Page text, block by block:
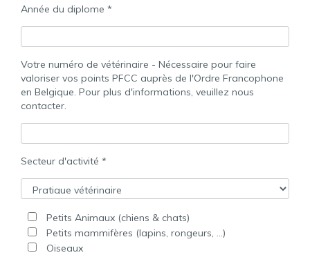
Année du diplome *
Votre numéro de vétérinaire - Nécessaire pour faire
valoriser vos points PFCC auprès de l'Ordre Francophone
en Belgique. Pour plus d'informations, veuillez nous
contacter.
Secteur d'activité *
Petits Animaux (chiens & chats)
Petits mammifères (lapins, rongeurs, ...)
Oiseaux